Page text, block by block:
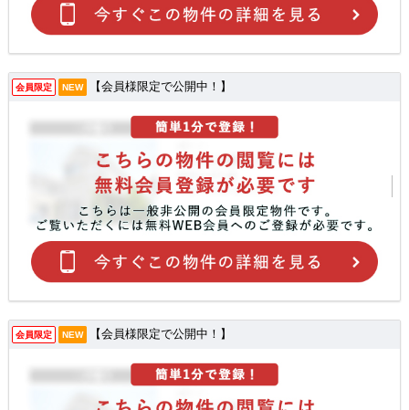
会員限定 NEW 【会員様限定で公開中！】
会員限定 NEW 【会員様限定で公開中！】